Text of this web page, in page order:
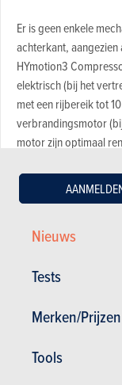
Nieuws
Tests
Merken/Prijzen
Tools
Er is geen enkele
achterkant,
HYmotion3
elektrisch (bij het
met een rijbereik tot
verbrandingsmotor
motor zijn optimaal
optrekken voor extra
vereist is als gevolg
Dit prototype baant
worden tegen de
(een driewielige
km/h in 11,2